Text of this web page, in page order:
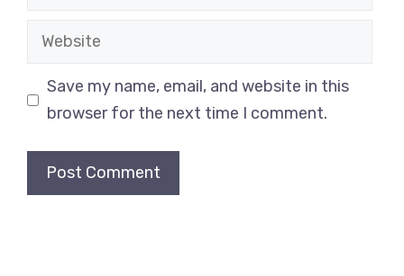
Website
Save my name, email, and website in this
browser for the next time I comment.